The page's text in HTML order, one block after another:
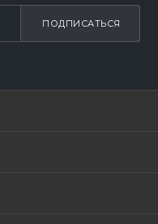
ПОДПИСАТЬСЯ